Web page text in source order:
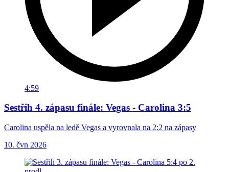
4:59
Sestřih 4. zápasu finále: Vegas - Carolina 3:5
Carolina uspěla na ledě Vegas a vyrovnala na 2:2 na zápasy
10. čvn 2026